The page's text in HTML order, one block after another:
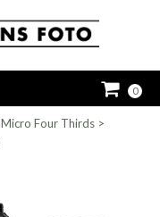
0
Micro Four Thirds >